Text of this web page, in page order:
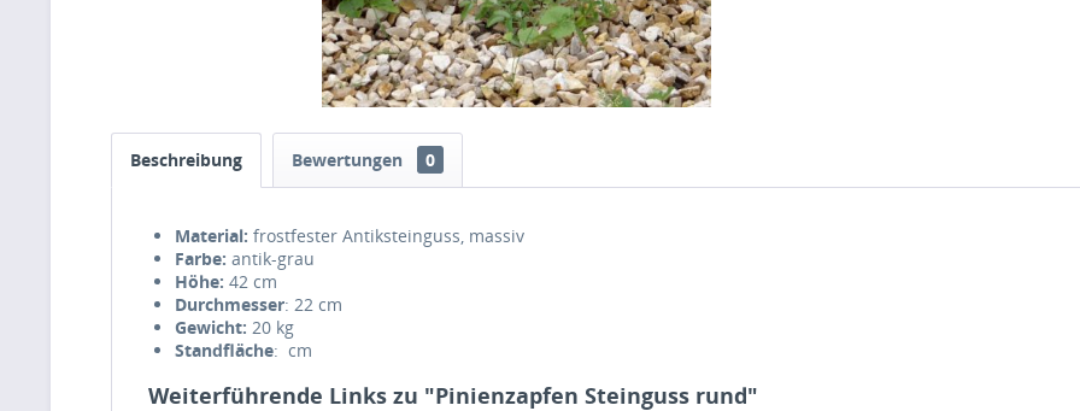
Beschreibung Bewertungen 0
Material: frostfester Antiksteinguss, massiv
Farbe: antik-grau
Höhe: 42 cm
Durchmesser: 22 cm
Gewicht: 20 kg
Standfläche: cm
Weiterführende Links zu "Pinienzapfen Steinguss rund"